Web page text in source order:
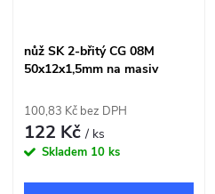
nůž SK 2-břitý CG 08M
50x12x1,5mm na masiv
100,83 Kč bez DPH
122 Kč/ ks
Skladem 10 ks